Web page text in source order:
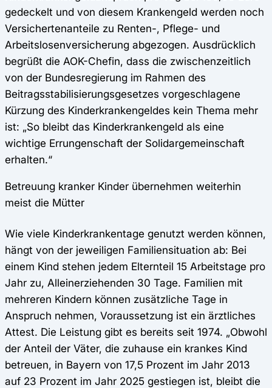
gedeckelt und von diesem Krankengeld werden noch
Versichertenanteile zu Renten-, Pflege- und
Arbeitslosenversicherung abgezogen. Ausdrücklich
begrüßt die AOK-Chefin, dass die zwischenzeitlich
von der Bundesregierung im Rahmen des
Beitragsstabilisierungsgesetzes vorgeschlagene
Kürzung des Kinderkrankengeldes kein Thema mehr
ist: „So bleibt das Kinderkrankengeld als eine
wichtige Errungenschaft der Solidargemeinschaft
erhalten.“
Betreuung kranker Kinder übernehmen weiterhin
meist die Mütter
Wie viele Kinderkrankentage genutzt werden können,
hängt von der jeweiligen Familiensituation ab: Bei
einem Kind stehen jedem Elternteil 15 Arbeitstage pro
Jahr zu, Alleinerziehenden 30 Tage. Familien mit
mehreren Kindern können zusätzliche Tage in
Anspruch nehmen, Voraussetzung ist ein ärztliches
Attest. Die Leistung gibt es bereits seit 1974. „Obwohl
der Anteil der Väter, die zuhause ein krankes Kind
betreuen, in Bayern von 17,5 Prozent im Jahr 2013
auf 23 Prozent im Jahr 2025 gestiegen ist, bleibt die